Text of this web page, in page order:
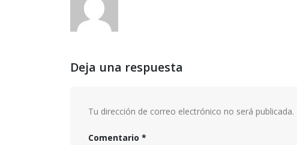
Deja una respuesta
Tu dirección de correo electrónico no será publicada.
Comentario *